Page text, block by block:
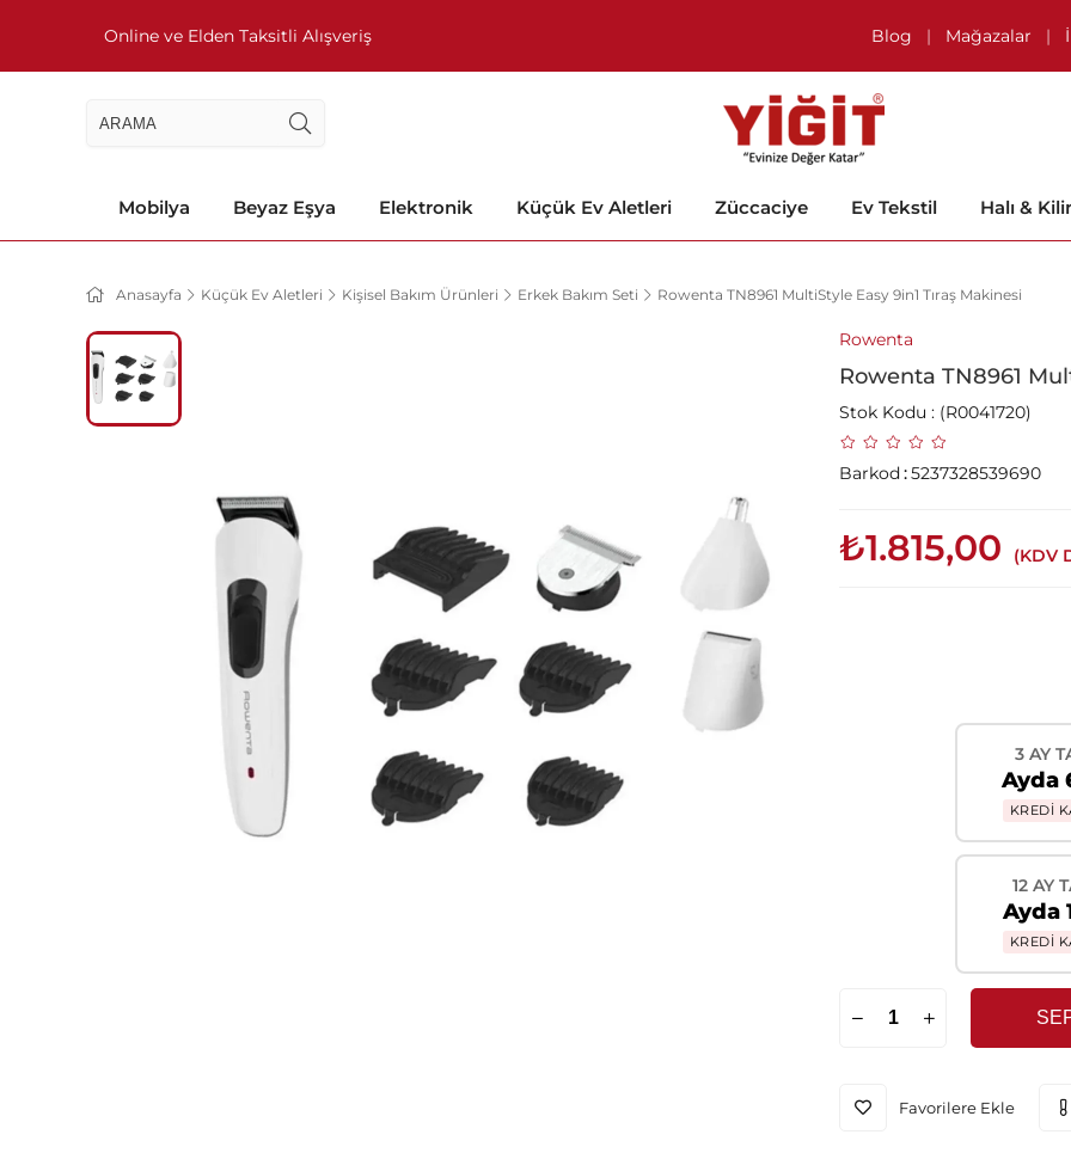
Online ve Elden Taksitli Alışveriş Blog | Mağazalar |
Mobilya Beyaz Eşya Elektronik Küçük Ev Aletleri Züccaciye Ev Tekstil Halı &
Anasayfa Küçük Ev Aletleri Kişisel Bakım Ürünleri Erkek Bakım Seti Rowenta TN8961 MultiStyle Easy 9in1 Tıraş Makinesi
Rowenta
Rowenta TN8961
Stok Kodu (R0041720)
Barkod:5237328539690
₺1.815,00 (KDV
3 AY
Ayda
KREDİ
12 AY
Ayda
KREDİ
Favorilere Ekle